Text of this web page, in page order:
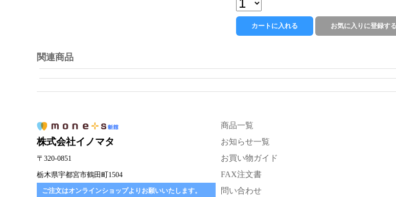
関連商品
株式会社イノマタ
〒320-0851
栃木県宇都宮市鶴田町1504
ご注文はオンラインショップよりお願いいたします。
商品一覧
お知らせ一覧
お買い物ガイド
FAX注文書
問い合わせ